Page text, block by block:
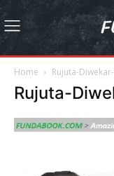
Home Rujuta-
Rujuta-